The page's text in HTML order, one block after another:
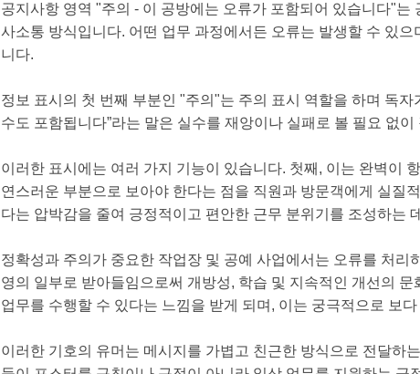
공지사항 영역 "주의 - 이 공방에는 오류가 포함되어 있습니다"
사소통 방식입니다. 어떤 업무 과정에서든 오류는 발생할 수 있
니다.
정보 표시의 첫 번째 부분인 "주의"는 주의 표시 역할을 하며 독
수도 포함됩니다”라는 말은 실수를 재앙이나 실패로 볼 필요 없
이러한 표시에는 여러 가지 기능이 있습니다. 첫째, 이는 완벽이
연스러운 부분으로 보아야 한다는 점을 직원과 방문객에게 실질
다는 압박감을 줄여 긍정적이고 편안한 근무 분위기를 조성하는
정확성과 주의가 중요한 작업장 및 공예 사업에서는 오류를 처
영의 일부로 받아들임으로써 개방성, 학습 및 지속적인 개선의
업무를 수행할 수 있다는 느낌을 받게 되며, 이는 궁극적으로 보
이러한 기호의 유머는 메시지를 가볍고 친근한 방식으로 전달하